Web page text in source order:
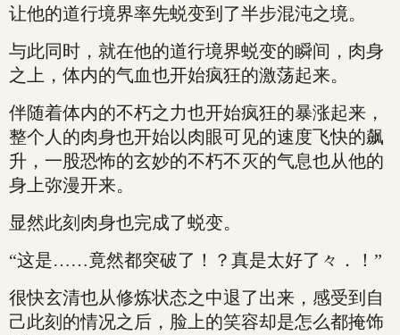
让他的道行境界率先蜕变到了半步混沌之境。
与此同时，就在他的道行境界蜕变的瞬间，肉身
之上，体内的气血也开始疯狂的激荡起来。
伴随着体内的不朽之力也开始疯狂的暴涨起来，
整个人的肉身也开始以肉眼可见的速度飞快的飙
升，一股恐怖的玄妙的不朽不灭的气息也从他的
身上弥漫开来。
显然此刻肉身也完成了蜕变。
“这是……竟然都突破了！？真是太好了々．！”
很快玄清也从修炼状态之中退了出来，感受到自
己此刻的情况之后，脸上的笑容却是怎么都掩饰